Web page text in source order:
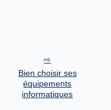
Bien choisir ses
équipements
informatiques